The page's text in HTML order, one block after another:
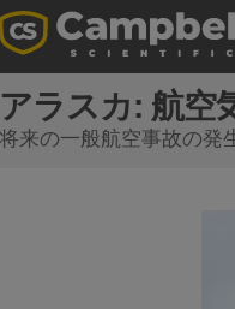
アラスカ: 航空
将来の一般航空事故の発